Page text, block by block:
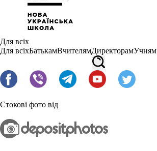
Для всіх
Для всіхБатькамВчителямДиректорамУчням
Стокові фото від